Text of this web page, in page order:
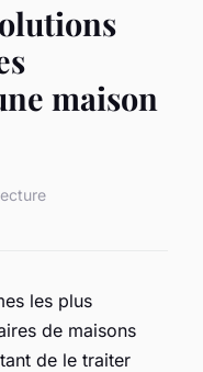
maison
les plus
de maisons
de le traiter